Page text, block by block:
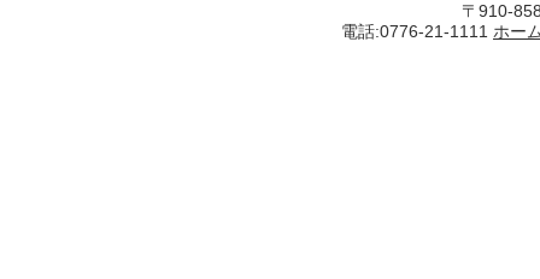
〒910-
電話:0776-21-1111 ホー